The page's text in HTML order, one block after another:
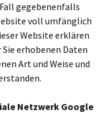
gegebenenfalls
voll umfänglich
Website erklären
erhobenen Daten
Art und Weise und
Netzwerk Google